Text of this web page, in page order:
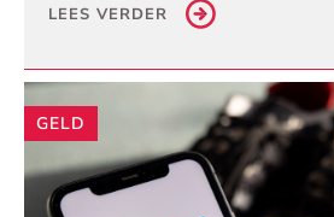
LEES VERDER
GELD